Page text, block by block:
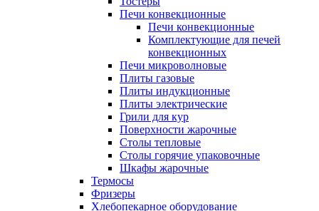
Печи конвекционные
Печи конвекционные
Комплектующие для печей
конвекционных
Печи микроволновые
Плиты газовые
Плиты индукционные
Плиты электрические
Грили для кур
Поверхности жарочные
Столы тепловые
Столы горячие упаковочные
Шкафы жарочные
Термосы
Фризеры
Хлебопекарное оборудование